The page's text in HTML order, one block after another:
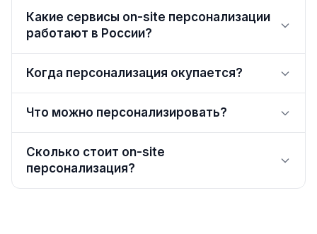
Какие сервисы on-site персонализации
работают в России?
Когда персонализация окупается?
Что можно персонализировать?
Сколько стоит on-site
персонализация?